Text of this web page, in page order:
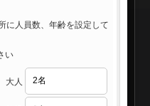
イバシーポリシー
ースリリース
イトマップ
に人員数、年齢を設定して
い
大人